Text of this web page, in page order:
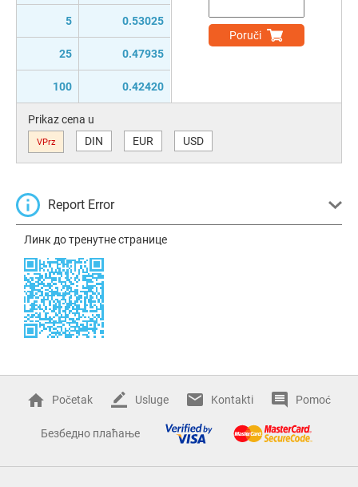
5 0.53025
25 0.47935
100 0.42420
Poruči
Prikaz cena u
VPrz DIN EUR USD
Report Error
Линк до тренутне странице
Početak Usluge Kontakti Pomoć
Безбедно плаћање